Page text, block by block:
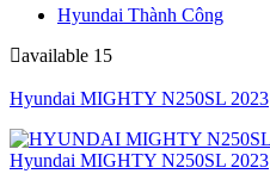
Hyundai Thành Công
available 15
Hyundai MIGHTY N250SL 2023
Hyundai MIGHTY N250SL 2023